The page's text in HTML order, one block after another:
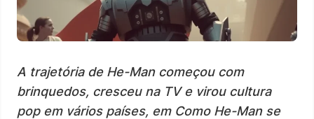
A trajetória de He-Man começou com
brinquedos, cresceu na TV e virou cultura
pop em vários países, em Como He-Man se